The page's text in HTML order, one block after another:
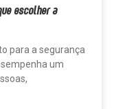
escolher a
para a segurança
um